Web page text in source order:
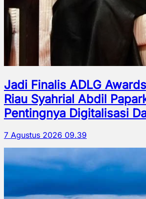
Jadi Finalis ADLG
Riau Syahrial Abdil
Pentingnya Digitalisasi
7 Agustus 2026 09.39